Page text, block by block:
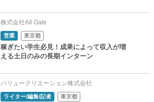
株式会社All Gate
営業 東京都
稼ぎたい学生必見！成果によって収入が増
える土日のみの長期インターン
バリュークリエーション株式会社
ライター/編集/記者 東京都